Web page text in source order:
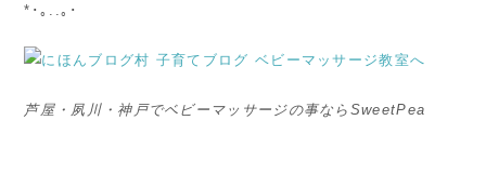
*･｡..｡･
芦屋・夙川・神戸でベビーマッサージの事ならSweetPea